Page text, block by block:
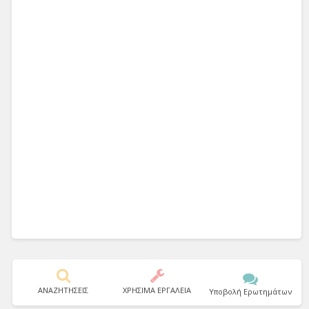
ΑΝΑΖΗΤΗΣΕΙΣ ΧΡΗΣΙΜΑ ΕΡΓΑΛΕΙΑ Υποβολή Ερωτημάτων